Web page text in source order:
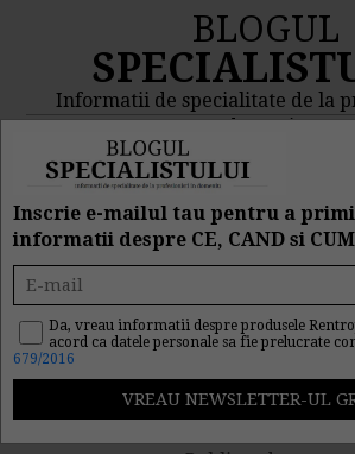
BLOGUL
Informatii de specialitate de la
domeniu
MENIU
Munca la negru
de controale:
amenzi in 5 luni
Inscrie e-mailul tau pentru a
informatii despre CE, CAND si
Da, vreau informatii despre produsele
acord ca datele personale sa fie prelucrate
679/2016